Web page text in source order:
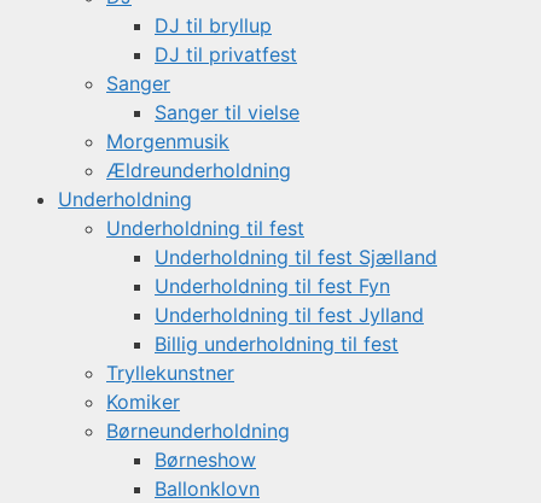
DJ til bryllup
DJ til privatfest
Sanger
Sanger til vielse
Morgenmusik
Ældreunderholdning
Underholdning
Underholdning til fest
Underholdning til fest Sjælland
Underholdning til fest Fyn
Underholdning til fest Jylland
Billig underholdning til fest
Tryllekunstner
Komiker
Børneunderholdning
Børneshow
Ballonklovn